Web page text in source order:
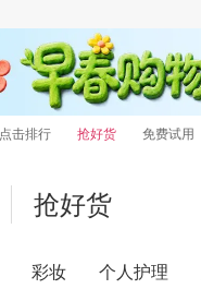
点击排行 抢好货 免费试用
抢好货
彩妆 个人护理